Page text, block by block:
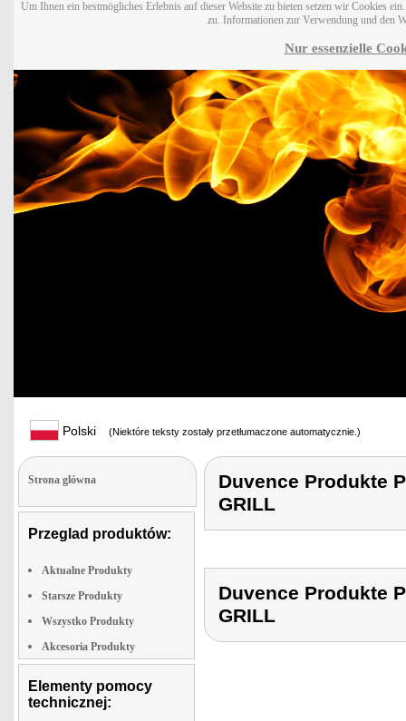
Um Ihnen ein bestmögliches Erlebnis auf dieser Website zu bieten setzen wir Cookies
zu. Informationen zur Verwendung und den
Nur essenzielle
Polski (Niektóre teksty zostały przetłumaczone automatycznie.)
Strona glówna
Przeglad produktów:
Aktualne Produkty
Starsze Produkty
Wszystko Produkty
Akcesoria Produkty
Elementy pomocy
technicznej:
Duvence Produkte
GRILL
Duvence Produkte
GRILL